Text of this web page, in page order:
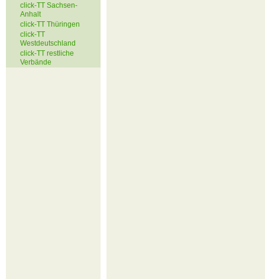
click-TT Sachsen-
Anhalt
click-TT Thüringen
click-TT
Westdeutschland
click-TT restliche
Verbände